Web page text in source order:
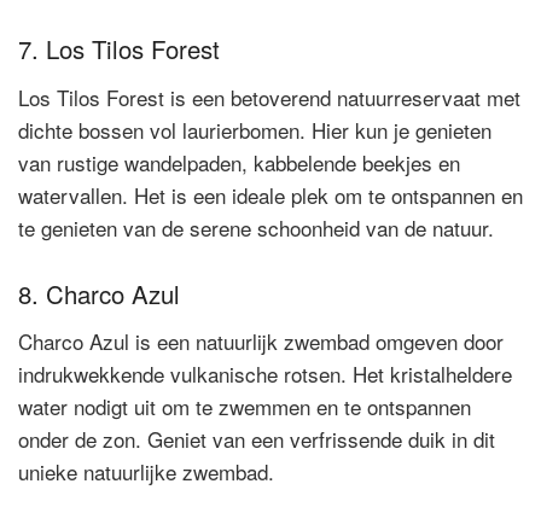
7. Los Tilos Forest
Los Tilos Forest is een betoverend natuurreservaat met
dichte bossen vol laurierbomen. Hier kun je genieten
van rustige wandelpaden, kabbelende beekjes en
watervallen. Het is een ideale plek om te ontspannen en
te genieten van de serene schoonheid van de natuur.
8. Charco Azul
Charco Azul is een natuurlijk zwembad omgeven door
indrukwekkende vulkanische rotsen. Het kristalheldere
water nodigt uit om te zwemmen en te ontspannen
onder de zon. Geniet van een verfrissende duik in dit
unieke natuurlijke zwembad.